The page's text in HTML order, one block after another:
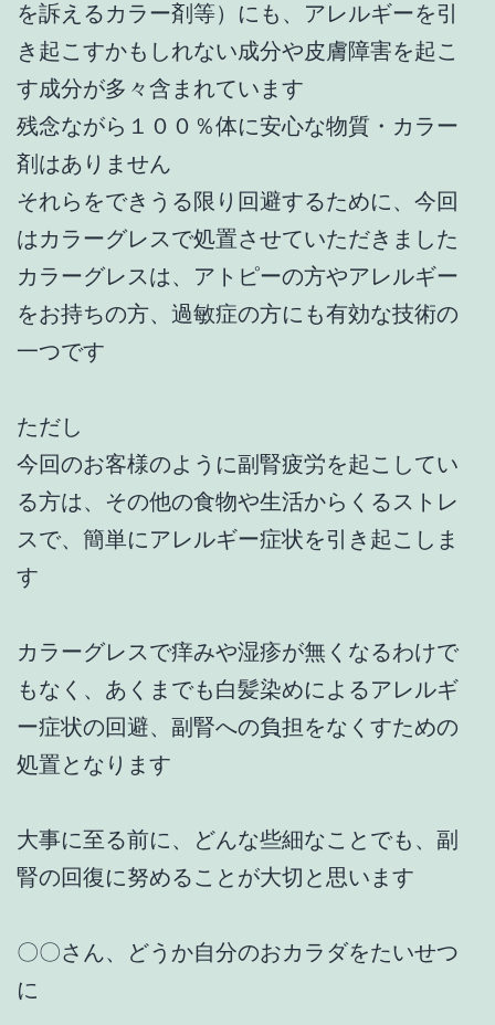
を訴えるカラー剤等）にも、アレルギーを引
き起こすかもしれない成分や皮膚障害を起こ
す成分が多々含まれています
残念ながら１００％体に安心な物質・カラー
剤はありません
それらをできうる限り回避するために、今回
はカラーグレスで処置させていただきました
カラーグレスは、アトピーの方やアレルギー
をお持ちの方、過敏症の方にも有効な技術の
一つです
ただし
今回のお客様のように副腎疲労を起こしてい
る方は、その他の食物や生活からくるストレ
スで、簡単にアレルギー症状を引き起こしま
す
カラーグレスで痒みや湿疹が無くなるわけで
もなく、あくまでも白髪染めによるアレルギ
ー症状の回避、副腎への負担をなくすための
処置となります
大事に至る前に、どんな些細なことでも、副
腎の回復に努めることが大切と思います
〇〇さん、どうか自分のおカラダをたいせつ
に